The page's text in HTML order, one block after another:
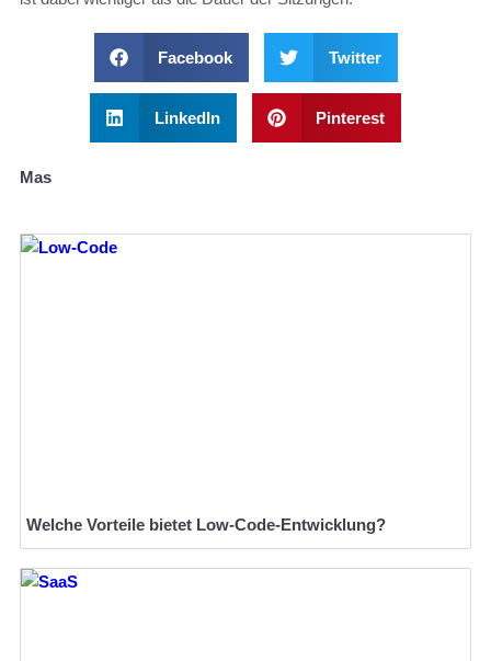
Facebook Twitter
LinkedIn Pinterest
Mas
Welche Vorteile bietet Low-Code-Entwicklung?